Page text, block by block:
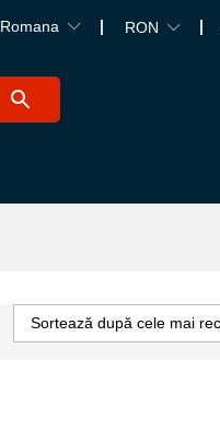
Romana RON
Sortează după cele mai